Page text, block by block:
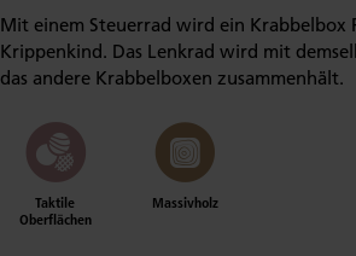
Mit einem Steuerrad wird ein Krabbelbox
Krippenkind. Das Lenkrad wird mit
das andere Krabbelboxen zusammenhält.
Taktile
Oberflächen
Massivholz